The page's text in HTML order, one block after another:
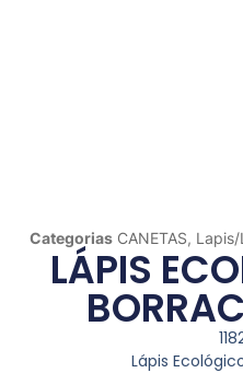
Categorias CANETAS, Lapis/
LÁPIS
Lápis